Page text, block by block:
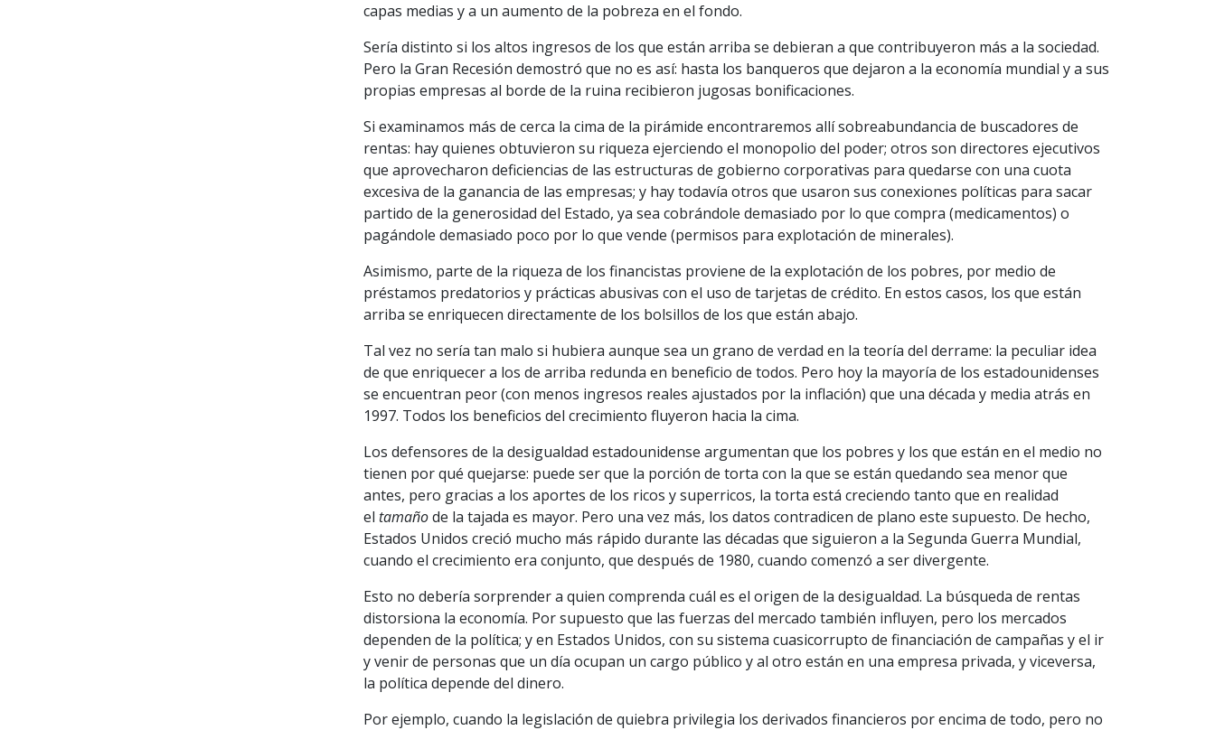
capas medias y a un aumento de la pobreza en el fondo.
Sería distinto si los altos ingresos de los que están arriba se debieran a que contribuyeron más a la sociedad.
Pero la Gran Recesión demostró que no es así: hasta los banqueros que dejaron a la economía mundial y a sus
propias empresas al borde de la ruina recibieron jugosas bonificaciones.
Si examinamos más de cerca la cima de la pirámide encontraremos allí sobreabundancia de buscadores de
rentas: hay quienes obtuvieron su riqueza ejerciendo el monopolio del poder; otros son directores ejecutivos
que aprovecharon deficiencias de las estructuras de gobierno corporativas para quedarse con una cuota
excesiva de la ganancia de las empresas; y hay todavía otros que usaron sus conexiones políticas para sacar
partido de la generosidad del Estado, ya sea cobrándole demasiado por lo que compra (medicamentos) o
pagándole demasiado poco por lo que vende (permisos para explotación de minerales).
Asimismo, parte de la riqueza de los financistas proviene de la explotación de los pobres, por medio de
préstamos predatorios y prácticas abusivas con el uso de tarjetas de crédito. En estos casos, los que están
arriba se enriquecen directamente de los bolsillos de los que están abajo.
Tal vez no sería tan malo si hubiera aunque sea un grano de verdad en la teoría del derrame: la peculiar idea
de que enriquecer a los de arriba redunda en beneficio de todos. Pero hoy la mayoría de los estadounidenses
se encuentran peor (con menos ingresos reales ajustados por la inflación) que una década y media atrás en
1997. Todos los beneficios del crecimiento fluyeron hacia la cima.
Los defensores de la desigualdad estadounidense argumentan que los pobres y los que están en el medio no
tienen por qué quejarse: puede ser que la porción de torta con la que se están quedando sea menor que
antes, pero gracias a los aportes de los ricos y superricos, la torta está creciendo tanto que en realidad
el tamañode la tajada es mayor. Pero una vez más, los datos contradicen de plano este supuesto. De hecho,
Estados Unidos creció mucho más rápido durante las décadas que siguieron a la Segunda Guerra Mundial,
cuando el crecimiento era conjunto, que después de 1980, cuando comenzó a ser divergente.
Esto no debería sorprender a quien comprenda cuál es el origen de la desigualdad. La búsqueda de rentas
distorsiona la economía. Por supuesto que las fuerzas del mercado también influyen, pero los mercados
dependen de la política; y en Estados Unidos, con su sistema cuasicorrupto de financiación de campañas y el ir
y venir de personas que un día ocupan un cargo público y al otro están en una empresa privada, y viceversa,
la política depende del dinero.
Por ejemplo, cuando la legislación de quiebra privilegia los derivados financieros por encima de todo, pero no